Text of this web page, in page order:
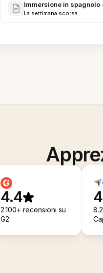
Immersione in spagnolo
La settimana scorsa
4.4
2.100+ recensioni su
G2